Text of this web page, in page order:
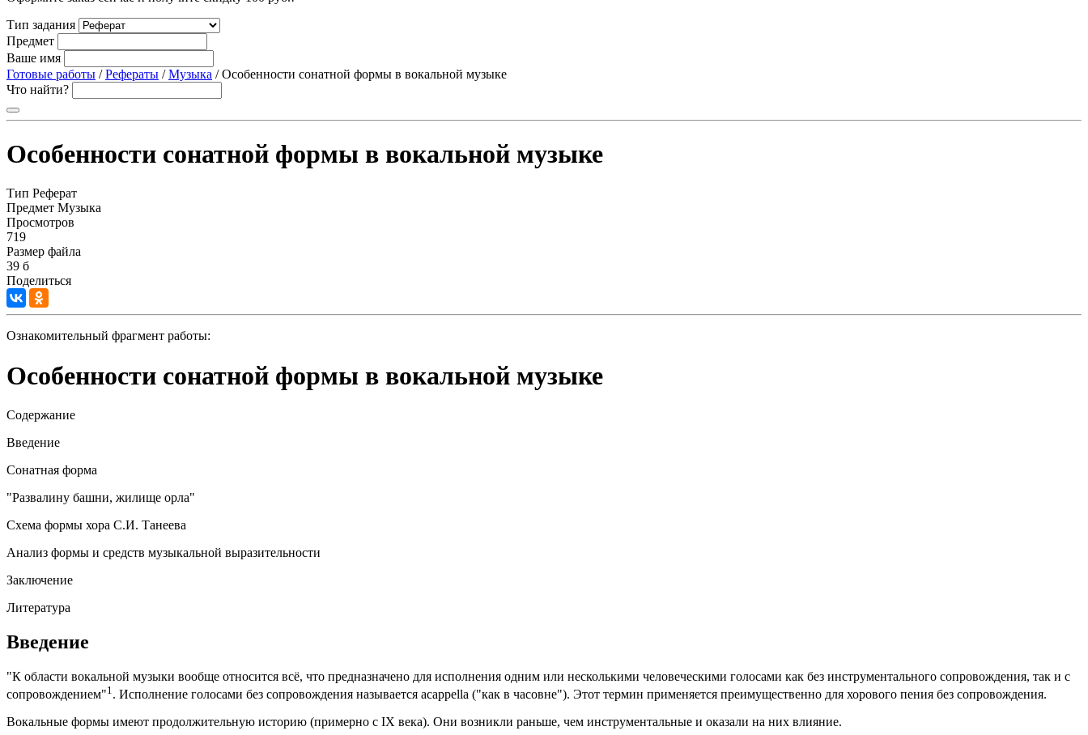
Тип задания
Предмет
Ваше имя
Готовые работы /Рефераты /Музыка / Особенности сонатной формы в вокальной музыке
Что найти?
Особенности сонатной формы в вокальной музыке
Тип Реферат
Предмет Музыка
Просмотров
719
Размер файла
39 б
Поделиться
Ознакомительный фрагмент работы:
Особенности сонатной формы в вокальной музыке
Содержание
Введение
Сонатная форма
"Развалину башни, жилище орла"
Схема формы хора С.И. Танеева
Анализ формы и средств музыкальной выразительности
Заключение
Литература
Введение
"К области вокальной музыки вообще относится всё, что предназначено для исполнения одним или несколькими человеческими голосами как без инструментального сопровождения, так и с
сопровождением"1 . Исполнение голосами без сопровождения называется acappella ("как в часовне"). Этот термин применяется преимущественно для хорового пения без сопровождения.
Вокальные формы имеют продолжительную историю (примерно с IX века). Они возникли раньше, чем инструментальные и оказали на них влияние.